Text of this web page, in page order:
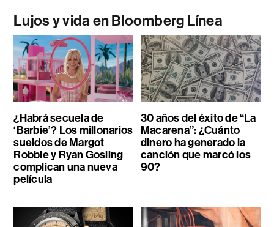
Lujos y vida en Bloomberg Línea
¿Habrá secuela de
‘Barbie’? Los millonarios
sueldos de Margot
Robbie y Ryan Gosling
complican una nueva
película
30 años del éxito de “La
Macarena”: ¿Cuánto
dinero ha generado la
canción que marcó los
90?